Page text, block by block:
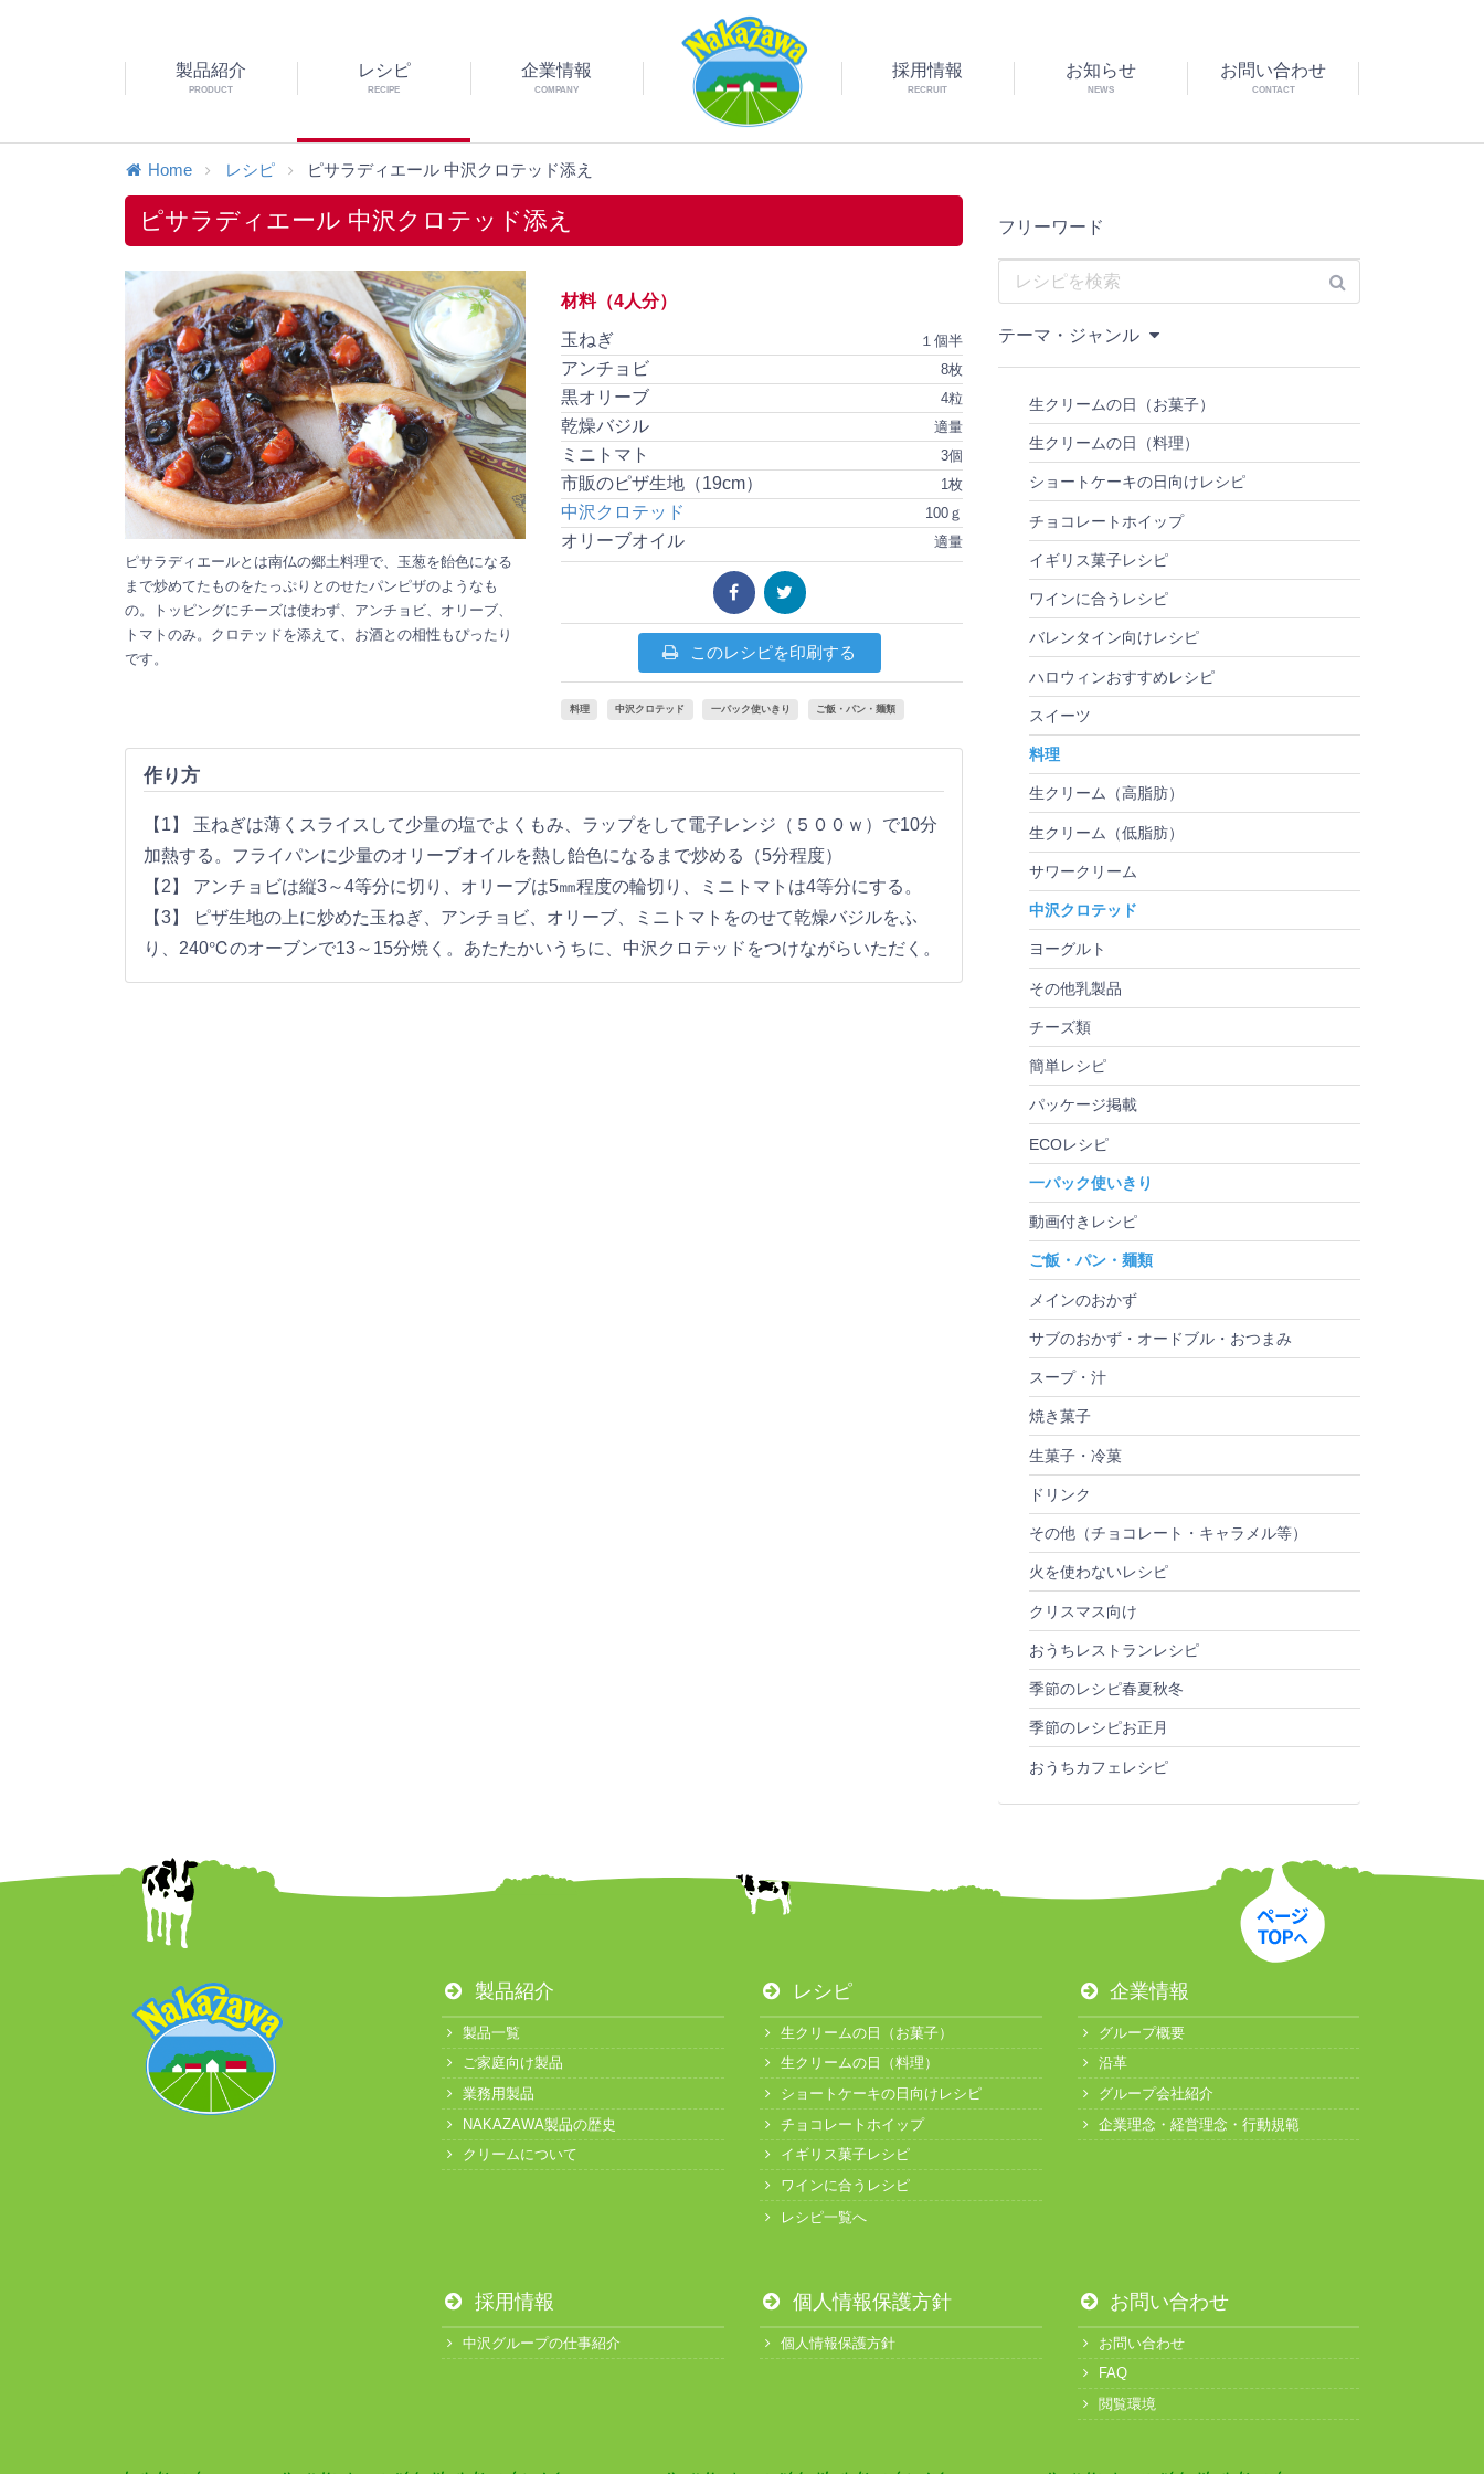
製品紹介
PRODUCT
レシピ
RECIPE
企業情報
COMPANY
採用情報
RECRUIT
お知らせ
NEWS
お問い合わせ
CONTACT
Home レシピ ピサラディエール 中沢クロテッド添え
ピサラディエール 中沢クロテッド添え
ピサラディエールとは南仏の郷土料理で、玉葱を飴色になる
まで炒めてたものをたっぷりとのせたパンピザのようなも
の。トッピングにチーズは使わず、アンチョビ、オリーブ、
トマトのみ。クロテッドを添えて、お酒との相性もぴったり
です。
材料（4人分）
１個半
玉ねぎ
8枚
アンチョビ
4粒
黒オリーブ
適量
乾燥バジル
3個
ミニトマト
1枚
市販のピザ生地（19cm）
100ｇ
中沢クロテッド
適量
オリーブオイル
このレシピを印刷する
料理 中沢クロテッド 一パック使いきり ご飯・パン・麺類
作り方
【1】 玉ねぎは薄くスライスして少量の塩でよくもみ、ラップをして電子レンジ（５００ｗ）で10分
加熱する。フライパンに少量のオリーブオイルを熱し飴色になるまで炒める（5分程度）
【2】 アンチョビは縦3～4等分に切り、オリーブは5㎜程度の輪切り、ミニトマトは4等分にする。
【3】 ピザ生地の上に炒めた玉ねぎ、アンチョビ、オリーブ、ミニトマトをのせて乾燥バジルをふ
り、240℃のオーブンで13～15分焼く。あたたかいうちに、中沢クロテッドをつけながらいただく。
フリーワード
テーマ・ジャンル
生クリームの日（お菓子）
生クリームの日（料理）
ショートケーキの日向けレシピ
チョコレートホイップ
イギリス菓子レシピ
ワインに合うレシピ
バレンタイン向けレシピ
ハロウィンおすすめレシピ
スイーツ
料理
生クリーム（高脂肪）
生クリーム（低脂肪）
サワークリーム
中沢クロテッド
ヨーグルト
その他乳製品
チーズ類
簡単レシピ
パッケージ掲載
ECOレシピ
一パック使いきり
動画付きレシピ
ご飯・パン・麺類
メインのおかず
サブのおかず・オードブル・おつまみ
スープ・汁
焼き菓子
生菓子・冷菓
ドリンク
その他（チョコレート・キャラメル等）
火を使わないレシピ
クリスマス向け
おうちレストランレシピ
季節のレシピ春夏秋冬
季節のレシピお正月
おうちカフェレシピ
製品紹介
製品一覧
ご家庭向け製品
業務用製品
NAKAZAWA製品の歴史
クリームについて
レシピ
生クリームの日（お菓子）
生クリームの日（料理）
ショートケーキの日向けレシピ
チョコレートホイップ
イギリス菓子レシピ
ワインに合うレシピ
レシピ一覧へ
企業情報
グループ概要
沿革
グループ会社紹介
企業理念・経営理念・行動規範
採用情報
中沢グループの仕事紹介
個人情報保護方針
個人情報保護方針
お問い合わせ
お問い合わせ
FAQ
閲覧環境